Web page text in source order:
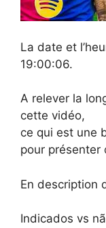
La date et
19:00:06.
A relever la
cette vidéo,
ce qui est une
pour présenter
En description
Indicados vs